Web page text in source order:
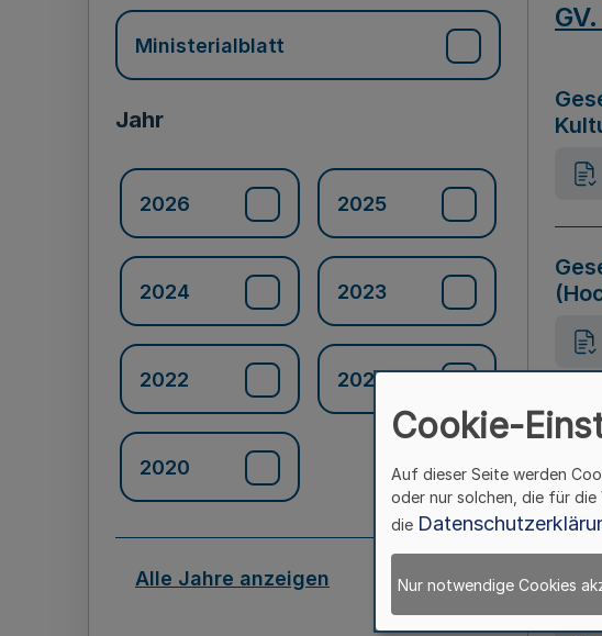
Ministerialblatt
Jahr
2026 2025
2024 2023
2022 2021
2020
Alle Jahre anzeigen
Cookie-
Auf dieser Seite werden
oder nur solchen, die für
die
Nur notwendige Cookies